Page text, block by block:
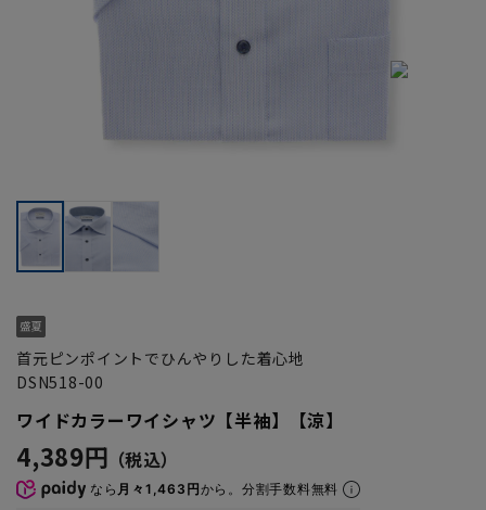
首元ピンポイントでひんやりした着心地
DSN518-00
ワイドカラーワイシャツ【半袖】【涼】
4,389円
なら 月々1,463円から。分割手数料無料